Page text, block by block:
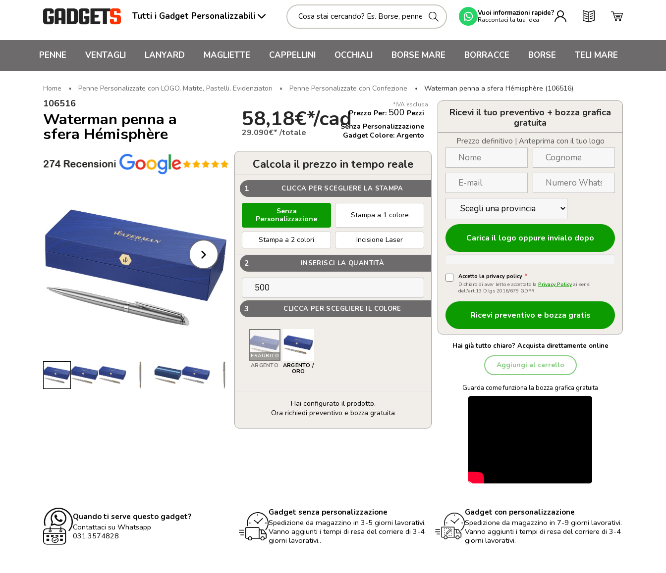
Tutti i Gadget Personalizzabili Vuoi informazioni rapide?
Raccontaci la tua idea
PENNE VENTAGLI LANYARD MAGLIETTE CAPPELLINI OCCHIALI BORSE MARE BORRACCE BORSE TELI MARE
Home » Penne Personalizzate con LOGO, Matite, Pastelli, Evidenziatori » Penne Personalizzate con Confezione » Waterman penna a sfera Hémisphère (106516)
106516
Waterman penna a
sfera Hémisphère
*IVA esclusa
58,18€*/cad
29.090€* /totale
Prezzo Per: 500 Pezzi
Senza Personalizzazione
Gadget Colore: Argento
Calcola il prezzo in tempo reale
1 CLICCA PER SCEGLIERE LA STAMPA
Senza
Personalizzazione
Stampa a 1 colore
Stampa a 2 colori Incisione Laser
2 INSERISCI LA QUANTITÀ
3 CLICCA PER SCEGLIERE IL COLORE
ESAURITO
ARGENTO
ARGENTO /
ORO
Hai configurato il prodotto.
Ora richiedi preventivo e bozza gratuita
Waterman
Ricevi il tuo preventivo + bozza grafica
gratuita
Prezzo definitivo | Anteprima con il tuo logo
Carica il logo oppure invialo dopo
Accetto la privacy policy *
Dichiaro di aver letto e accettato la Privacy Policy ai sensi
dell'art.13 D.lgs 2016/679 GDPR
Hai già tutto chiaro? Acquista direttamente online
Aggiungi al carrello
Guarda come funziona la bozza grafica gratuita
Quando ti serve questo gadget?
Contattaci su Whatsapp
031.3574828
Gadget senza personalizzazione
Spedizione da magazzino in 3-5 giorni lavorativi.
Vanno aggiunti i tempi di resa del corriere di 3-4
giorni lavorativi..
Gadget con personalizzazione
Spedizione da magazzino in 7-9 giorni lavorativi.
Vanno aggiunti i tempi di resa del corriere di 3-4
giorni lavorativi.